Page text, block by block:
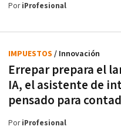
PoriProfesional
Errepar prepara el
IA, el asistente de
pensado para
IMPUESTOS / Innovación
PoriProfesional